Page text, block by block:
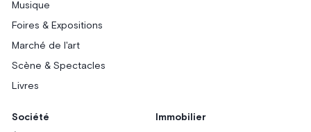
Musique
Foires & Expositions
Marché de l'art
Scène & Spectacles
Livres
Société Immobilier